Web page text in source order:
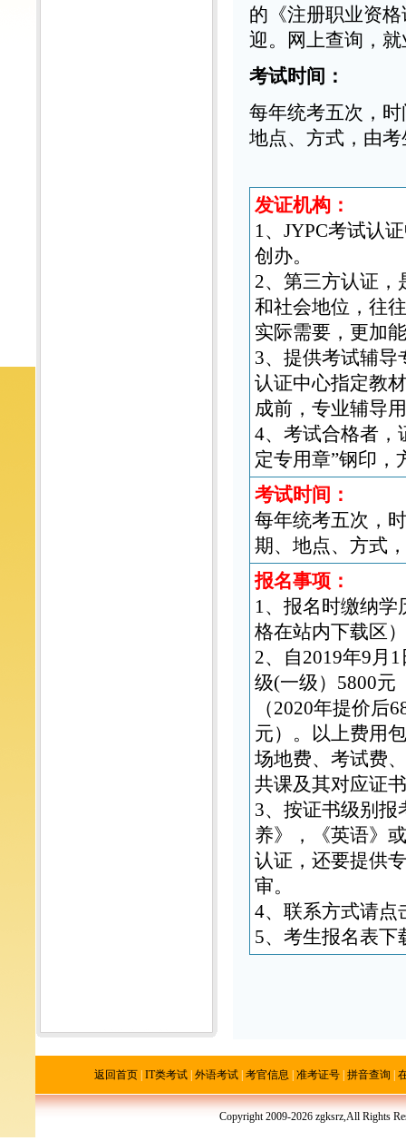
的《注册职业资
迎。网上查询，
考试时间：
每年统考五次，
地点、方式，由
发证机构：
1、JYPC考试认
创办。
2、第三方认证，
和社会地位，往
实际需要，更加
3、提供考试辅导
认证中心指定教
成前，专业辅导
4、考试合格者，
定专用章”钢印，
考试时间：
每年统考五次，
期、地点、方式
报名事项：
1、报名时缴纳
格在站内下载区
2、自2019年9月
级(一级）5800元
（2020年提价后
元）。以上费用
场地费、考试费
共课及其对应证
3、按证书级别报
养》，《英语》
认证，还要提供
审。
4、联系方式请
5、考生报名表下
返回首页 IT类考试 外语考试 考官信息 准考证号 拼音查询
Copyright 2009-2026 zgksrz,All Rights